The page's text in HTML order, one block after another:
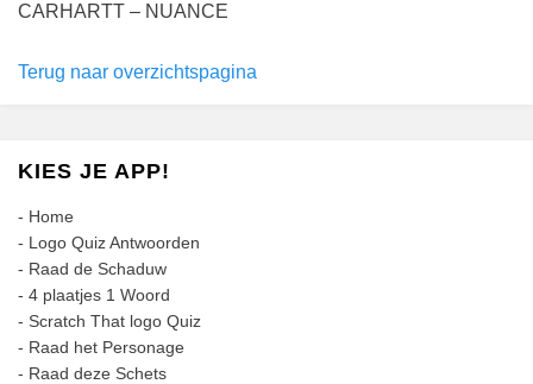
CARHARTT – NUANCE
Terug naar overzichtspagina
KIES JE APP!
- Home
- Logo Quiz Antwoorden
- Raad de Schaduw
- 4 plaatjes 1 Woord
- Scratch That logo Quiz
- Raad het Personage
- Raad deze Schets